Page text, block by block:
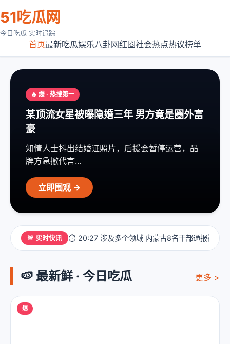
51吃瓜网
今日吃瓜 实时追踪
首页最新吃瓜娱乐八卦网红圈社会热点热议榜单
🔥 爆 · 热搜第一
某顶流女星被曝隐婚三年 男方竟是圈外富
豪
知情人士抖出结婚证照片，后援会暂停运营，品
牌方急撤代言...
立即围观 →
🚨 实时快讯 ⏱️ 20:27 涉及多个领域 内蒙古8名干部通报被查
🍉 最新鲜 · 今日吃瓜 更多 >
爆